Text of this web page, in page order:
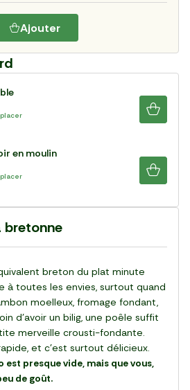
Ajouter
en moulin
bretonne
breton du plat minute
à toutes les envies, surtout quand
moelleux, fromage fondant,
d’avoir un bilig, une poêle suffit
merveille crousti-fondante.
et c’est surtout délicieux.
est presque vide, mais que vous,
de goût.